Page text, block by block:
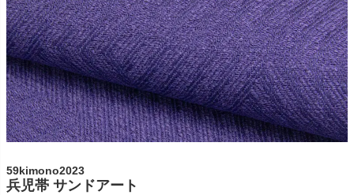
59kimono2023
兵児帯 サンドアート